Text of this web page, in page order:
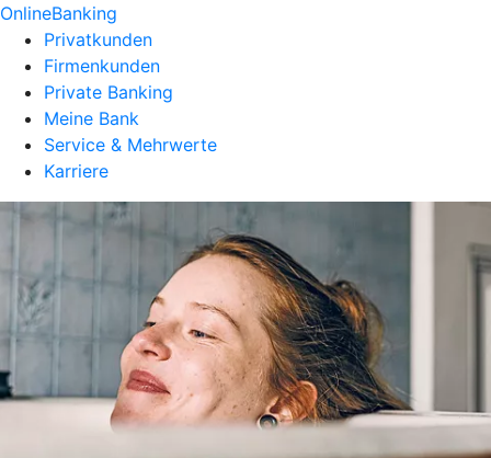
OnlineBanking
Privatkunden
Firmenkunden
Private Banking
Meine Bank
Service & Mehrwerte
Karriere